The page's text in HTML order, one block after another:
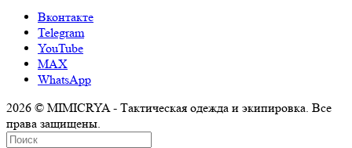
Вконтакте
Telegram
YouTube
MAX
WhatsApp
2026 © MIMICRYA - Тактическая одежда и экипировка. Все
права защищены.